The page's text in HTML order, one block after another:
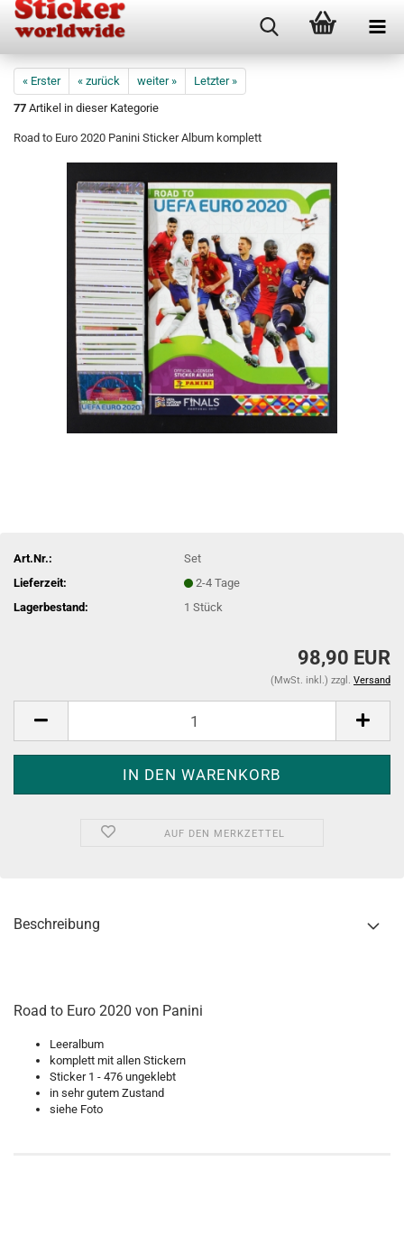
« Erster « zurück weiter »
Letzter »
77 Artikel in dieser Kategorie
Road to Euro 2020 Panini Sticker Album komplett
Art.Nr.:
Set
Lieferzeit:
2-4 Tage
Lagerbestand:
1Stück
98,90 EUR
(MwSt. inkl.) zzgl. Versand
AUF DEN MERKZETTEL
Beschreibung
Road to Euro 2020 von Panini
Leeralbum
komplett mit allen Stickern
Sticker 1 - 476 ungeklebt
in sehr gutem Zustand
siehe Foto